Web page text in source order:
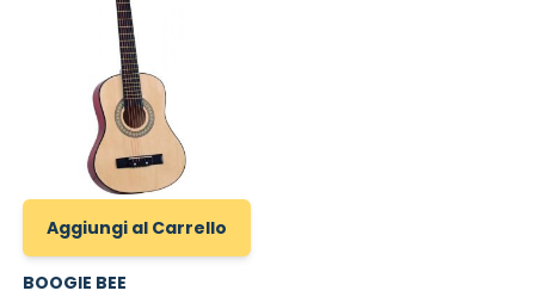
Aggiungi al Carrello
BOOGIE BEE